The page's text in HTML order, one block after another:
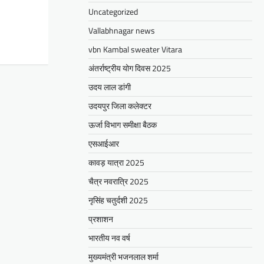
Uncategorized
Vallabhnagar news
vbn Kambal sweater Vitara
अंतर्राष्ट्रीय योग दिवस 2025
उदय लाल डांगी
उदयपुर जिला कलेक्टर
ऊर्जा विभाग समीक्षा बैठक
एसआईआर
कावड़ यात्रा 2025
चैत्र नवरात्रि 2025
नृसिंह चतुर्दशी 2025
प्रशाशन
भारतीय नव वर्ष
मुख्यमंत्री भजनलाल शर्मा